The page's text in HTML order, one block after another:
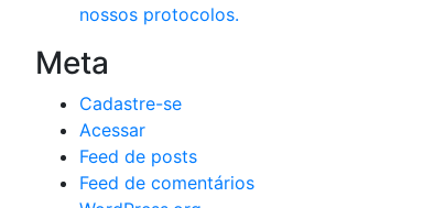
nossos protocolos.
Meta
Cadastre-se
Acessar
Feed de posts
Feed de comentários